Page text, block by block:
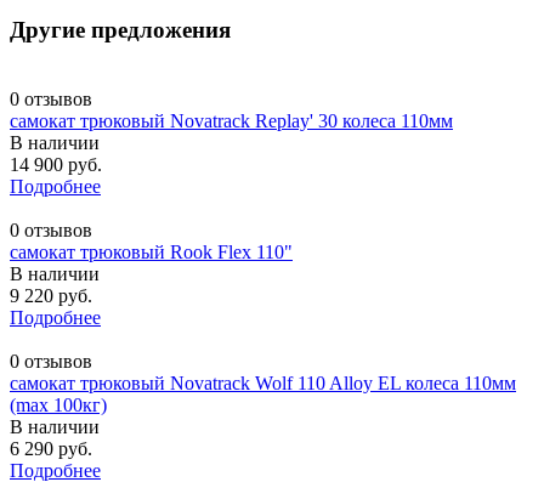
Другие предложения
0 отзывов
самокат трюковый Novatrack Replay' 30 колеса 110мм
В наличии
14 900 руб.
Подробнее
0 отзывов
самокат трюковый Rook Flex 110"
В наличии
9 220 руб.
Подробнее
0 отзывов
самокат трюковый Novatrack Wolf 110 Alloy EL колеса 110мм
(max 100кг)
В наличии
6 290 руб.
Подробнее